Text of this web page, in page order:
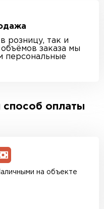
розницу, так и
заказа мы
персональные
оплаты
на объекте